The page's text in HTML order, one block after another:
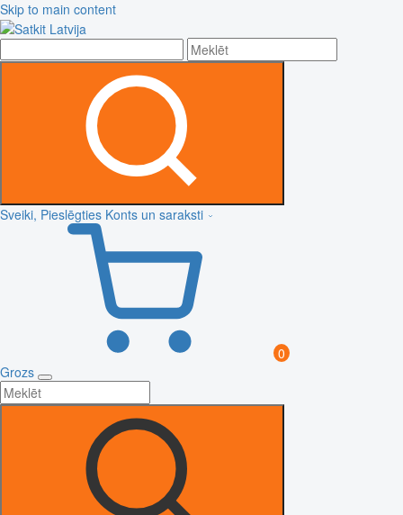
Skip to main content
Sveiki, Pieslēgties Konts un saraksti
0
Grozs